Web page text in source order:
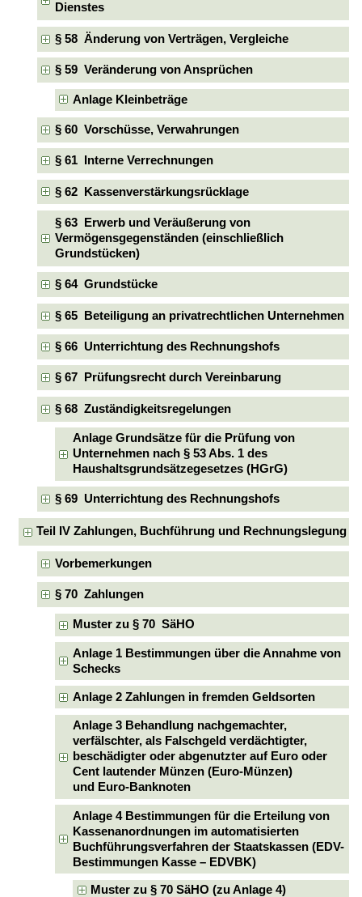
Dienstes
§ 58 Änderung von Verträgen, Vergleiche
§ 59 Veränderung von Ansprüchen
Anlage Kleinbeträge
§ 60 Vorschüsse, Verwahrungen
§ 61 Interne Verrechnungen
§ 62 Kassenverstärkungsrücklage
§ 63 Erwerb und Veräußerung von
Vermögensgegenständen (einschließlich
Grundstücken)
§ 64 Grundstücke
§ 65 Beteiligung an privatrechtlichen Unternehmen
§ 66 Unterrichtung des Rechnungshofs
§ 67 Prüfungsrecht durch Vereinbarung
§ 68 Zuständigkeitsregelungen
Anlage Grundsätze für die Prüfung von
Unternehmen nach § 53 Abs. 1 des
Haushaltsgrundsätzegesetzes (HGrG)
§ 69 Unterrichtung des Rechnungshofs
Teil IV Zahlungen, Buchführung und Rechnungslegung
Vorbemerkungen
§ 70 Zahlungen
Muster zu § 70 SäHO
Anlage 1 Bestimmungen über die Annahme von
Schecks
Anlage 2 Zahlungen in fremden Geldsorten
Anlage 3 Behandlung nachgemachter,
verfälschter, als Falschgeld verdächtigter,
beschädigter oder abgenutzter auf Euro oder
Cent lautender Münzen (Euro-Münzen)
und Euro-Banknoten
Anlage 4 Bestimmungen für die Erteilung von
Kassenanordnungen im automatisierten
Buchführungsverfahren der Staatskassen (EDV-
Bestimmungen Kasse – EDVBK)
Muster zu § 70 SäHO (zu Anlage 4)